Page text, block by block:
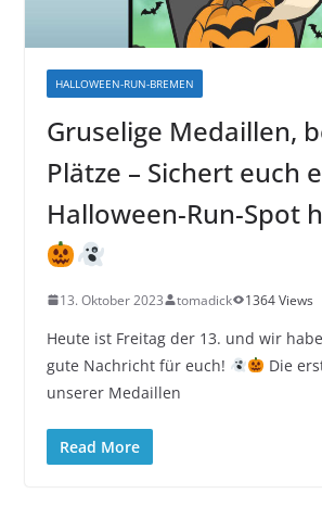
HALLOWEEN-RUN-BREMEN
Gruselige Medaillen,
Plätze – Sichert euch
Halloween-Run-Spot
13. Oktober 2023 tomadick 1364 Views
Heute ist Freitag der 13. und wir
gute Nachricht für euch!
Die
unserer Medaillen
Read More